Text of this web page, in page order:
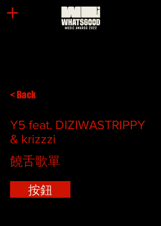
< Back
Y5 feat. DIZIWASTRIPPY
& krizzzi
饒舌歌單
按鈕